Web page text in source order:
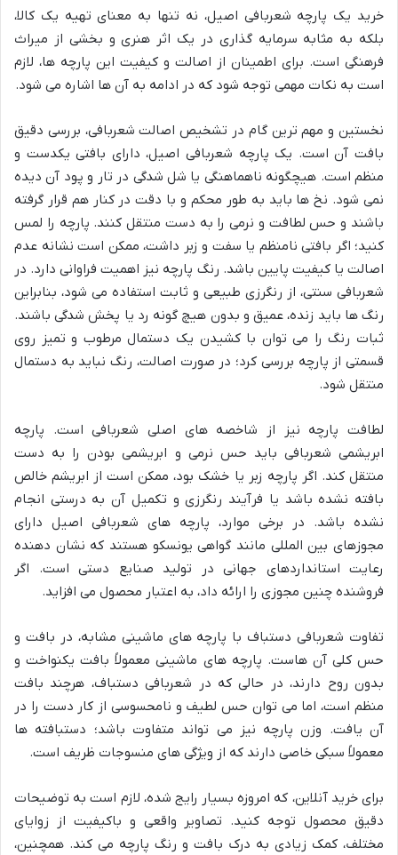
خرید یک پارچه شعربافی اصیل، نه تنها به معنای تهیه یک کالا،
بلکه به مثابه سرمایه گذاری در یک اثر هنری و بخشی از میراث
فرهنگی است. برای اطمینان از اصالت و کیفیت این پارچه ها، لازم
است به نکات مهمی توجه شود که در ادامه به آن ها اشاره می شود.
نخستین و مهم ترین گام در تشخیص اصالت شعربافی، بررسی دقیق
بافت آن است. یک پارچه شعربافی اصیل، دارای بافتی یکدست و
منظم است. هیچگونه ناهماهنگی یا شل شدگی در تار و پود آن دیده
نمی شود. نخ ها باید به طور محکم و با دقت در کنار هم قرار گرفته
باشند و حس لطافت و نرمی را به دست منتقل کنند. پارچه را لمس
کنید؛ اگر بافتی نامنظم یا سفت و زبر داشت، ممکن است نشانه عدم
اصالت یا کیفیت پایین باشد. رنگ پارچه نیز اهمیت فراوانی دارد. در
شعربافی سنتی، از رنگرزی طبیعی و ثابت استفاده می شود، بنابراین
رنگ ها باید زنده، عمیق و بدون هیچ گونه رد یا پخش شدگی باشند.
ثبات رنگ را می توان با کشیدن یک دستمال مرطوب و تمیز روی
قسمتی از پارچه بررسی کرد؛ در صورت اصالت، رنگ نباید به دستمال
منتقل شود.
لطافت پارچه نیز از شاخصه های اصلی شعربافی است. پارچه
ابریشمی شعربافی باید حس نرمی و ابریشمی بودن را به دست
منتقل کند. اگر پارچه زبر یا خشک بود، ممکن است از ابریشم خالص
بافته نشده باشد یا فرآیند رنگرزی و تکمیل آن به درستی انجام
نشده باشد. در برخی موارد، پارچه های شعربافی اصیل دارای
مجوزهای بین المللی مانند گواهی یونسکو هستند که نشان دهنده
رعایت استانداردهای جهانی در تولید صنایع دستی است. اگر
فروشنده چنین مجوزی را ارائه داد، به اعتبار محصول می افزاید.
تفاوت شعربافی دستباف با پارچه های ماشینی مشابه، در بافت و
حس کلی آن هاست. پارچه های ماشینی معمولاً بافت یکنواخت و
بدون روح دارند، در حالی که در شعربافی دستباف، هرچند بافت
منظم است، اما می توان حس لطیف و نامحسوسی از کار دست را در
آن یافت. وزن پارچه نیز می تواند متفاوت باشد؛ دستبافته ها
معمولاً سبکی خاصی دارند که از ویژگی های منسوجات ظریف است.
برای خرید آنلاین، که امروزه بسیار رایج شده، لازم است به توضیحات
دقیق محصول توجه کنید. تصاویر واقعی و باکیفیت از زوایای
مختلف، کمک زیادی به درک بافت و رنگ پارچه می کند. همچنین،